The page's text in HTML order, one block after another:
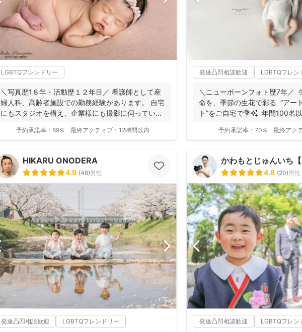
LGBTQフレンドリー
＼写真歴1８年・活動歴１２年目／ 看護師として産
婦人科、高齢者施設での勤務経験があります。 自宅
にもスタジオを構え、企業様にも撮影に伺っていま
予約承諾率： 89% 最終アクティブ： 12時間以内
発達凸凹相談歓迎 LGBTQフレン
＼ニューボーンフォト歴7年／ 生まれたての小さな
命を、季節の生花で彩る “アートニューボーンフォ
ト”をご自宅で💐✨ 年間100名
予約承諾率： 70% 最終アク
HIKARU ONODERA
4.9 (48)男性
発達凸凹相談歓迎 LGBTQフレンドリー
かわもとじゅんいち
4.8 (20)男性
発達凸凹相談歓迎 LGBTQフレン